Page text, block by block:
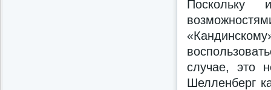
Поскольку
случае, это
Шелленберг